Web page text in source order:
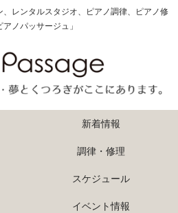
レンタルスタジオ、ピアノ調律、ピアノ修
ノパッサージュ」
新着情報
調律・修理
スケジュール
イベント情報